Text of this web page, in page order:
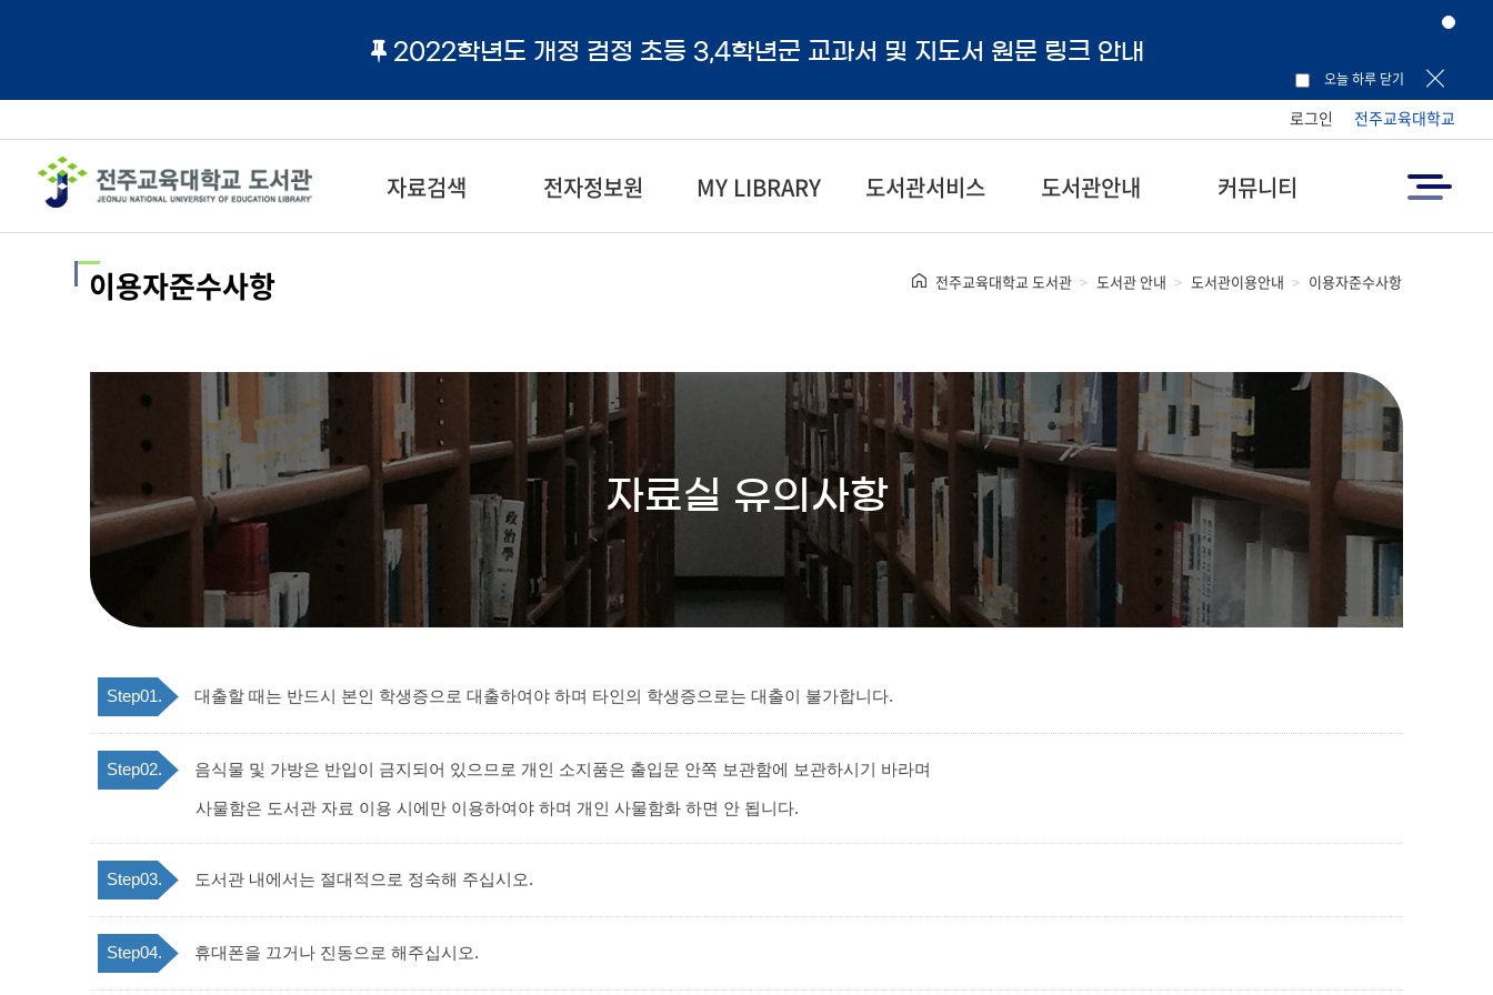
2022학년도 개정 검정 초등 3,4학년군 교과서 및 지도서 원문 링크 안내
오늘 하루 닫기
로그인 전주교육대학교
자료검색 전자정보원 MY LIBRARY 도서관서비스 도서관안내 커뮤니티
이용자준수사항 전주교육대학교 도서관 도서관 안내 도서관이용안내 이용자준수사항
자료실 유의사항
Step01. 대출할 때는 반드시 본인 학생증으로 대출하여야 하며 타인의 학생증으로는 대출이 불가합니다.
Step02. 음식물 및 가방은 반입이 금지되어 있으므로 개인 소지품은 출입문 안쪽 보관함에 보관하시기 바라며
사물함은 도서관 자료 이용 시에만 이용하여야 하며 개인 사물함화 하면 안 됩니다.
Step03. 도서관 내에서는 절대적으로 정숙해 주십시오.
Step04. 휴대폰을 끄거나 진동으로 해주십시오.